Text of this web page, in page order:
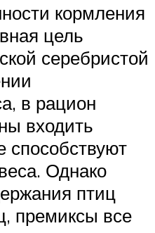
кормления
цель
серебристой
в рацион
входить
способствуют
Однако
птиц
премиксы все